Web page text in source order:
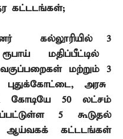
கட்டடங்கள்;
கல்லூரியில் 3
மதிப்பீட்டில்
மற்றும்3
புதுக்கோட்டை,அரசு
கோடியே50லட்சம்
5 கூடுதல்
கட்டடங்கள்